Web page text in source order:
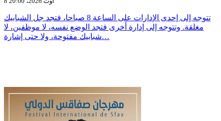
تتوجه إلى إحدى الإدارات على الساعة 8 صباحا، فتجد جل الشبابيك
مغلقة. وتتوجه إلى إدارة أخرى فتجد الوضع نفسه، لا موظفين، لا
شبابيك مفتوحة، ولا حتى إشارة…